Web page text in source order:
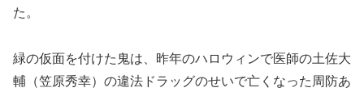
た。
緑の仮面を付けた鬼は、昨年のハロウィンで医師の土佐大
輔（笠原秀幸）の違法ドラッグのせいで亡くなった周防あ